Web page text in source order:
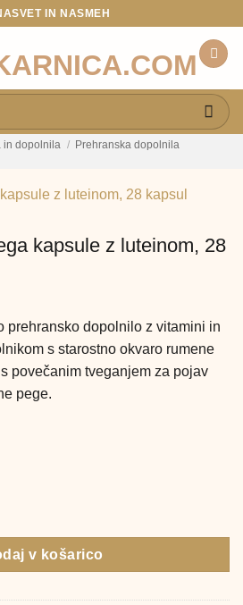
IN NASMEH
in dopolnila / Prehranska dopolnila
kapsule z luteinom, 28
prehransko dopolnilo z vitamini in
s starostno okvaro rumene
povečanim tveganjem za pojav
pege.
z luteinom, 28 kapsul količina
v košarico